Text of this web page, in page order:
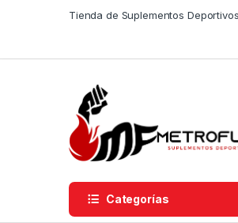
Tienda de Suplementos
Categorías